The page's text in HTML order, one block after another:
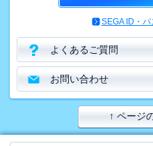
SEGA ID・
よくあるご質問
お問い合わせ
↑ ページ